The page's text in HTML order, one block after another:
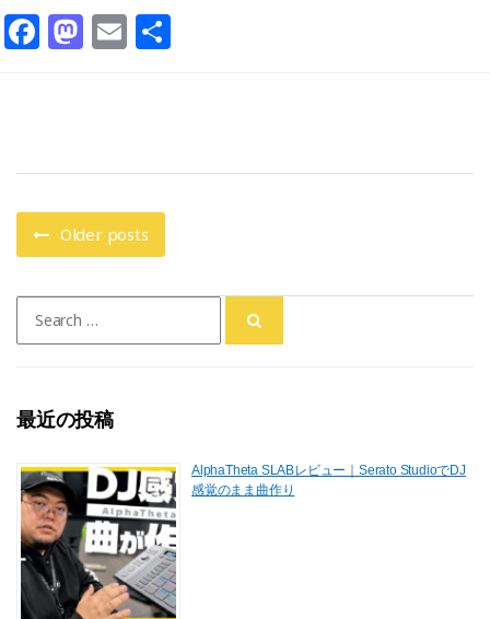
F
b
o
o
M
d
o
n
E
Older posts
for:
最近の投稿
AlphaTheta SLABレビュー｜Serato StudioでDJ
感覚のまま曲作り